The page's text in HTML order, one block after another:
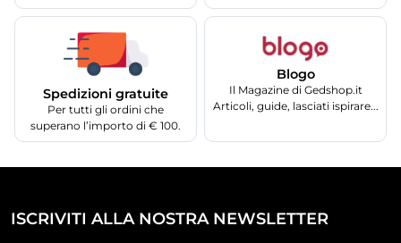
Spedizioni gratuite
Per tutti gli ordini che
superano l’importo di € 100.
Blogo
Il Magazine di Gedshop.it
Articoli, guide, lasciati ispirare...
ISCRIVITI ALLA NOSTRA NEWSLETTER